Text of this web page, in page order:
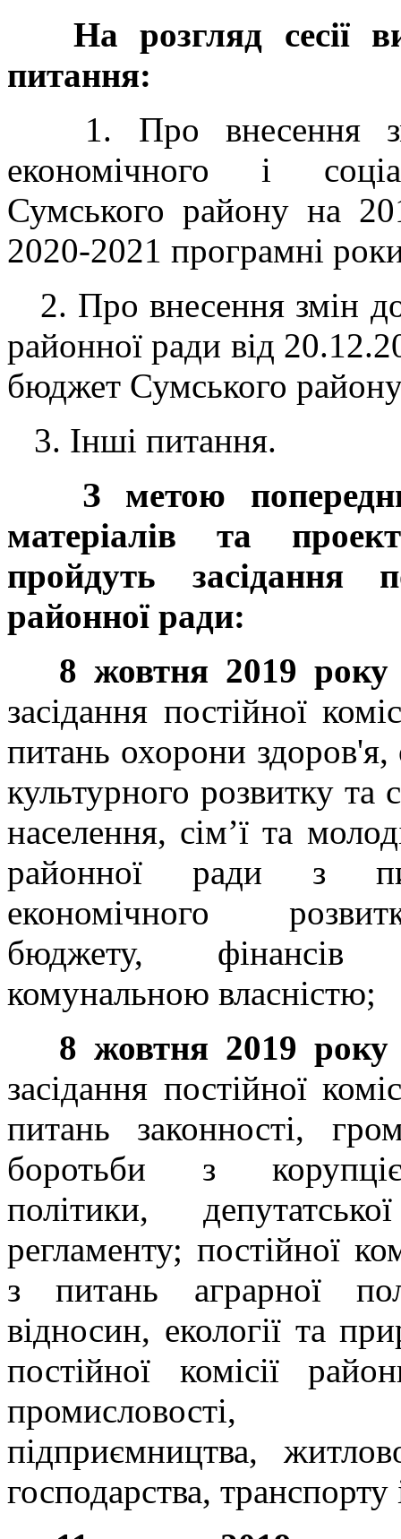
На розгляд сесії
питання:
1. Про внесення
економічного і
Сумського району на
2020-2021 програмні
2. Про внесення змін
районної ради від
бюджет Сумського
3. Інші питання.
З метою
матеріалів та
пройдуть засідання
районної ради:
8 жовтня 2019
засідання постійної
питань охорони здоров'я,
культурного розвитку та
населення, сім’ї та
районної ради з
економічного
бюджету, фінансів
комунальною власністю;
8 жовтня 2019
засідання постійної
питань законності,
боротьби з
політики,
регламенту; постійної
з питань аграрної
відносин, екології та
постійної комісії
промисловості,
підприємництва,
господарства, транспорту